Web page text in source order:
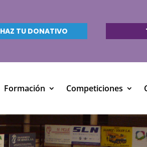
HAZ TU DONATIVO
Formación Competiciones